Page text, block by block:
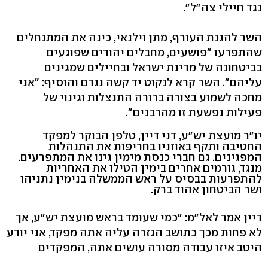
נגד חיילי צה"ל".
השר להגנת העורף, מתן וילנאי, כינה את המתנחלים
שהתפרעו "פושעים, מחבלים יהודים שפוגעים
בביטחונה של מדינת ישראל ובחיילים שמגינים
עליהם". השר קרא לנקוט יד קשה נגדם והוסיף: "אני
מחכה לשמוע בצורה ברורה התנצלות וגינוי של
פעילות נפשעת זו מהרבנים״.
יו"ר מועצת יש"ע, דני דיין, טלפן הבוקר למפקד
החטיבה ותקף באוזניו בחריפות את התנהלות
המפגינים. גם חברי כנסת מימין גינו את המתפרעים.
מנגד, גורמים אחרים בימין הטילו את האחריות
להתפרעות בבסיס על ראש הממשלה בנימין נתניהו
ושר הביטחון אהוד ברק.
דיין אמר לאל"מ: "כמי שעומד בראש מועצת יש״ע, אך
לא פחות מכך כתושב הגזרה עליה אתה מפקד, אני יודע
היטב איזו עבודה מסורה עושים אתה, המפקדים